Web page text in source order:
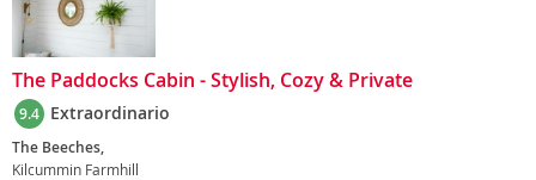
The Paddocks Cabin - Stylish, Cozy & Private
9.4 Extraordinario
The Beeches,
Kilcummin Farmhill